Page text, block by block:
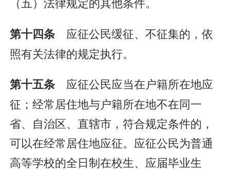
第十四条 应征公民缓征、不征集的，依
照有关法律的规定执行。
第十五条 应征公民应当在户籍所在地应
征；经常居住地与户籍所在地不在同一
省、自治区、直辖市，符合规定条件的，
可以在经常居住地应征。应征公民为普通
高等学校的全日制在校生、应届毕业生